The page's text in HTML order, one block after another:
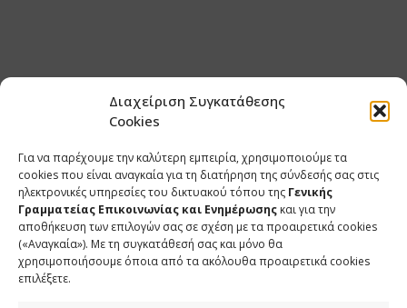
Διαχείριση Συγκατάθεσης
Cookies
Για να παρέχουμε την καλύτερη εμπειρία, χρησιμοποιούμε τα
cookies που είναι αναγκαία για τη διατήρηση της σύνδεσής σας στις
ηλεκτρονικές υπηρεσίες του δικτυακού τόπου της Γενικής
Γραμματείας Επικοινωνίας και Ενημέρωσης και για την
αποθήκευση των επιλογών σας σε σχέση με τα προαιρετικά cookies
(«Αναγκαία»). Με τη συγκατάθεσή σας και μόνο θα
χρησιμοποιήσουμε όποια από τα ακόλουθα προαιρετικά cookies
επιλέξετε.
ΕΠΙΚΟΙΝΩΝΙΑ
Φραγκούδη 11 & Αλεξάνδρου Πάντου